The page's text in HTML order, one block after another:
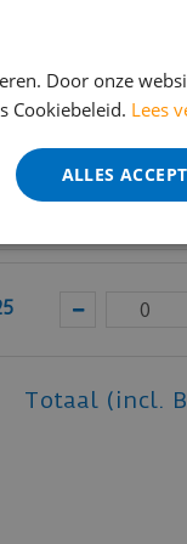
Totaal (incl.
Door onze
Cookiebeleid. Lees
ALLES